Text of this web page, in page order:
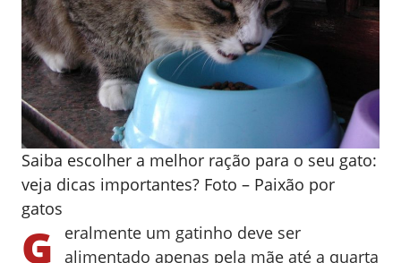
Saiba escolher a melhor ração para o seu gato:
veja dicas importantes? Foto – Paixão por
gatos
G
eralmente um gatinho deve ser
alimentado apenas pela mãe até a quarta